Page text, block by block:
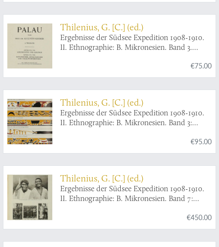
Halbband: Soziale Verhältnisse und
Geisteskultur. [With often lacking
frontispiece].
Thilenius, G. [C.] (ed.)
Ergebnisse der Südsee Expedition 1908-1910.
II. Ethnographie: B. Mikronesien. Band 3.
und Gesänge. Abteilung VIII: Botanischer,
zoologischer und Palauwörter-Index. Mit 6
€75.00
Thilenius, G. [C.] (ed.)
Ergebnisse der Südsee Expedition 1908-1910.
II. Ethnographie: B. Mikronesien. Band 3:
Zierkunst und Kulturvergleich. Abteilung X:
Baiverzeichnis.
€95.00
Thilenius, G. [C.] (ed.)
Ergebnisse der Südsee Expedition 1908-1910.
II. Ethnographie: B. Mikronesien. Band 7:
Geschichte, Geographie, Sprache, Eingeborene.
2. Teilband: Gesellschaft und geistige Kultur,
€450.00